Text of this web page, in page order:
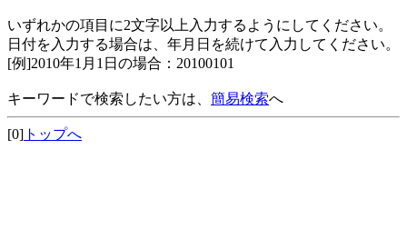
いずれかの項目に2文字以上入力するようにしてください。
日付を入力する場合は、年月日を続けて入力してください。
[例]2010年1月1日の場合：20100101
キーワードで検索したい方は、 簡易検索へ
[0] トップへ